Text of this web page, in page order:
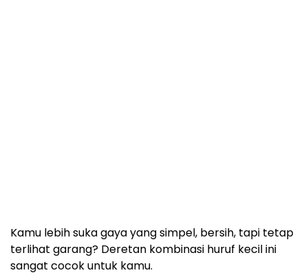
Kamu lebih suka gaya yang simpel, bersih, tapi tetap
terlihat garang? Deretan kombinasi huruf kecil ini
sangat cocok untuk kamu.